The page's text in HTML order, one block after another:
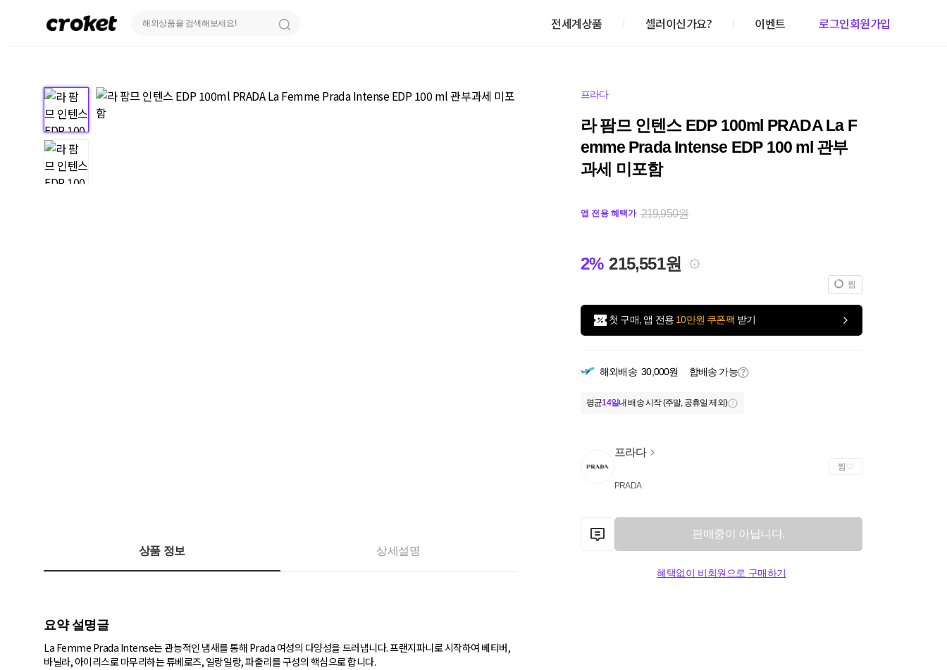
전세계상품 셀러이신가요? 이벤트 로그인회원가입
프라다
라 팜므 인텐스 EDP 100ml PRADA La F
emme Prada Intense EDP 100 ml 관부
과세 미포함
앱 전용 혜택가 219,950원
2% 215,551원
찜
첫 구매, 앱 전용 10만원 쿠폰팩 받기
해외배송 30,000원 합배송 가능
평균14일내 배송 시작 (주말, 공휴일 제외)
프라다
PRADA
찜
판매중이 아닙니다.
혜택없이 비회원으로 구매하기
상품 정보 상세설명
요약 설명글
La Femme Prada Intense는 관능적인 냄새를 통해 Prada 여성의 다양성을 드러냅니다. 프랜지파니로 시작하여 베티버,
바닐라, 아이리스로 마무리하는 튜베로즈, 일랑일랑, 파출리를 구성의 핵심으로 합니다.